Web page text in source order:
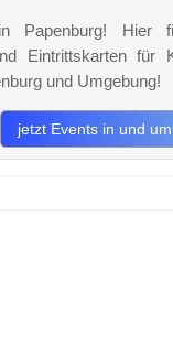
Papenburg! Hier
Eintrittskarten für
und Umgebung!
jetzt Events in und